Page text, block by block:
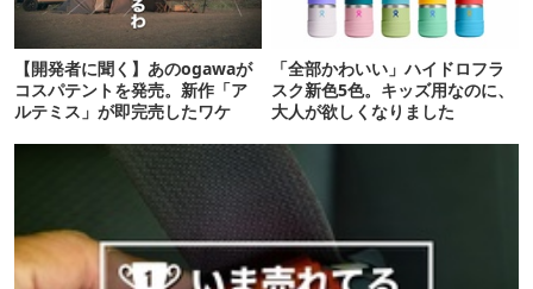
【開発者に聞く】あのogawaが
コスパテントを発売。新作「ア
ルテミス」が即完売したワケ
「全部かわいい」ハイドロフラ
スク新色5色。キッズ用なのに、
大人が欲しくなりました